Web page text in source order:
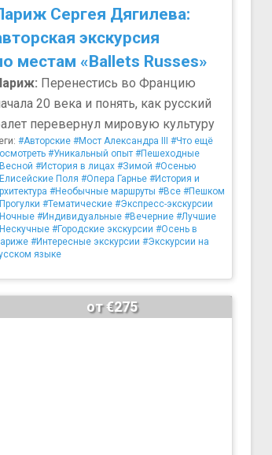
Сергея Дягилева:
экскурсия
местам «Ballets Russes»
Перенестись во Францию
20 века и понять, как русский
перевернул мировую культуру
#Авторские #Мост Александра III
#Что ещё
#Уникальный опыт #Пешеходные
#История в лицах #Зимой #Осенью
Поля #Опера Гарнье #История и
#Необычные маршруты #Все #Пешком
#Тематические #Экспресс-экскурсии
#Индивидуальные #Вечерние #Лучшие
#Городские экскурсии #Осень в
#Интересные экскурсии #Экскурсии на
языке
от €275